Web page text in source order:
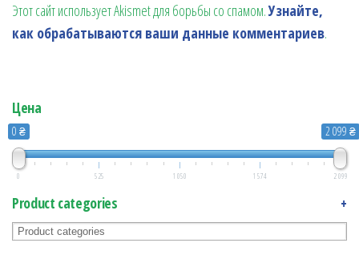
Этот сайт использует Akismet для борьбы со спамом.Узнайте,
как обрабатываются ваши данные комментариев.
Цена
0 ₴ 2 099 ₴
0 525 1 050 1 574 2 099
Product categories +